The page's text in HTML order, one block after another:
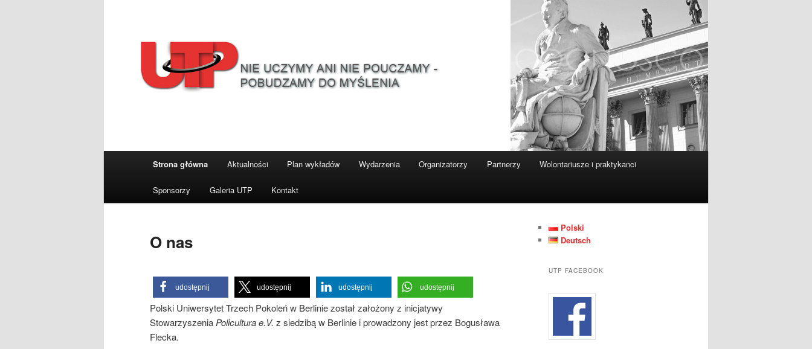
Strona główna Aktualności Plan wykładów Wydarzenia Organizatorzy Partnerzy Wolontariusze i praktykanci
Sponsorzy Galeria UTP Kontakt
O nas
udostępnij udostępnij udostępnij udostępnij
Polski Uniwersytet Trzech Pokoleń w Berlinie został założony z inicjatywy
Stowarzyszenia Policultura e.V. z siedzibą w Berlinie i prowadzony jest przez Bogusława
Flecka.
Polski
Deutsch
UTP FACEBOOK